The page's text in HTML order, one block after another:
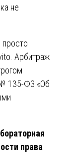
не
просто
Арбитраж
135-ФЗ «Об
права